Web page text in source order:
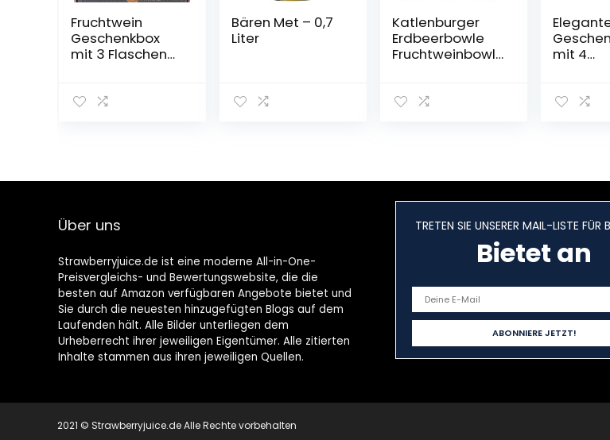
Fruchtwein
Geschenkbox
mit 3 Flaschen
– vegan)
Bären Met – 0,7
Liter
Katlenburger
Erdbeerbowle
Fruchtweinbowl
Kohlensäure im
mit 4
Quitte,
Über uns
Strawberryjuice.de ist eine moderne All-in-One-
Preisvergleichs- und Bewertungswebsite, die die
besten auf Amazon verfügbaren Angebote bietet und
Sie durch die neuesten hinzugefügten Blogs auf dem
Laufenden hält. Alle Bilder unterliegen dem
Urheberrecht ihrer jeweiligen Eigentümer. Alle zitierten
Inhalte stammen aus ihren jeweiligen Quellen.
TRETEN SIE UNSERER MAIL-LISTE FÜR
Bietet an
2021 © Strawberryjuice.de Alle Rechte vorbehalten